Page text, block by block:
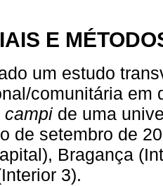
E
um estudo
comunitária em
campi de uma
de setembro de
Bragança
3).